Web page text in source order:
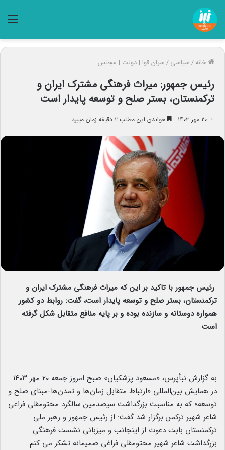
خانه/سیاسی/سران قوا | دولت | مجلس
رئیس جمهور: میراث فرهنگی مشترک ایران و
ترکمنستان، بستر صلح و توسعه پایدار است
۲۰ مهر ۱۴۰۳ خواندن این مطلب ۲ دقیقه زمان میبرد
رئیس جمهور با تاکید بر این که میراث فرهنگی مشترک ایران و
ترکمنستان، بستر صلح و توسعه پایدار است، گفت: روابط دو کشور
همواره دوستانه و سازنده بوده و بر پایه منافع متقابل شکل گرفته
است
به گزارش نبأپرس، «مسعود پزشکیان» صبح امروز جمعه ۲۰ مهر ۱۴۰۳
در همایش بین‌المللی «ارتباط متقابل زمان‌ها و تمدن‌ها-مبنای صلح و
توسعه» که به مناسبت بزرگداشت سیصدمین سالگرد مختومقلی فراغی
شاعر شهیر ترکمن برگزار شد گفت: از رئیس جمهور و رهبر ملی
ترکمنستان بابت دعوت از اینجانب و میزبانی نشست فرهنگی
بزرگداشت شاعر شهیر مختومقلی فراغی صمیمانه تشکر می کنم.